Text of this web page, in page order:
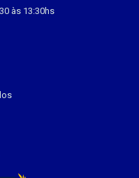
às 13:30hs